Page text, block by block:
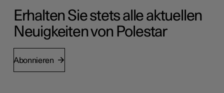
Erhalten Sie stets alle aktuellen
Neuigkeiten von Polestar
Abonnieren